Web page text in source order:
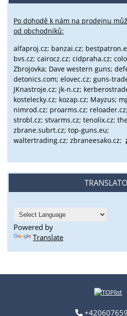
Po dohodě k nám na prodejnu
od obchodníků:
alfaproj.cz; banzai.cz;
bvs.cz; cairocz.cz; cidpraha.cz;
Zbrojovka; Dave western guns;
detonics.com; elovec.cz; guns-
JKnastroje.cz; jk-n.cz;
kostelecky.cz; kozap.cz; Mayzus;
nimrod.cz; proarms.cz;
strobl.cz; stvarms.cz; tenolix.cz;
zbrane.subrt.cz; top-guns.eu;
waltertrading.cz; zbraneesako.cz;
Powered by
Translate